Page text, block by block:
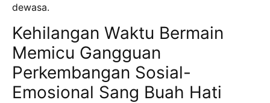
dewasa.
Kehilangan Waktu Bermain
Memicu Gangguan
Perkembangan Sosial-
Emosional Sang Buah Hati